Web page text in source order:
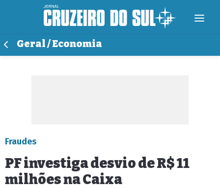
Geral / Economia
Fraudes
PF investiga desvio de R$ 11
milhões na Caixa